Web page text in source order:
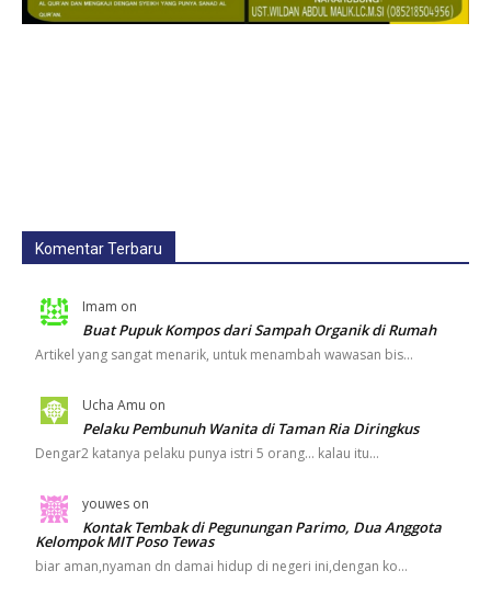
Komentar Terbaru
Imam on
Buat Pupuk Kompos dari Sampah Organik di Rumah
Artikel yang sangat menarik, untuk menambah wawasan bis…
Ucha Amu on
Pelaku Pembunuh Wanita di Taman Ria Diringkus
Dengar2 katanya pelaku punya istri 5 orang... kalau itu…
youwes on
Kontak Tembak di Pegunungan Parimo, Dua Anggota
Kelompok MIT Poso Tewas
biar aman,nyaman dn damai hidup di negeri ini,dengan ko…